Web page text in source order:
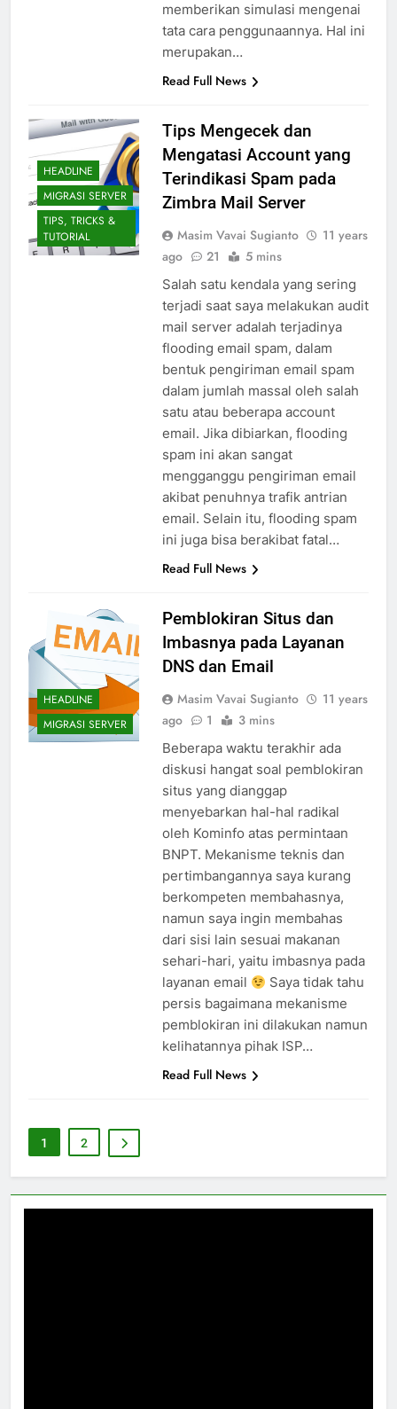
memberikan simulasi mengenai
tata cara penggunaannya. Hal ini
merupakan…
Read Full News
HEADLINE
MIGRASI SERVER
TIPS, TRICKS &
TUTORIAL
Tips Mengecek dan
Mengatasi Account yang
Terindikasi Spam pada
Zimbra Mail Server
Masim Vavai Sugianto
11 years
ago
21 5 mins
Salah satu kendala yang sering
terjadi saat saya melakukan audit
mail server adalah terjadinya
flooding email spam, dalam
bentuk pengiriman email spam
dalam jumlah massal oleh salah
satu atau beberapa account
email. Jika dibiarkan, flooding
spam ini akan sangat
mengganggu pengiriman email
akibat penuhnya trafik antrian
email. Selain itu, flooding spam
ini juga bisa berakibat fatal…
Read Full News
HEADLINE
MIGRASI SERVER
Pemblokiran Situs dan
Imbasnya pada Layanan
DNS dan Email
Masim Vavai Sugianto
11 years
ago
1 3 mins
Beberapa waktu terakhir ada
diskusi hangat soal pemblokiran
situs yang dianggap
menyebarkan hal-hal radikal
oleh Kominfo atas permintaan
BNPT. Mekanisme teknis dan
pertimbangannya saya kurang
berkompeten membahasnya,
namun saya ingin membahas
dari sisi lain sesuai makanan
sehari-hari, yaitu imbasnya pada
layanan email
Saya tidak tahu
persis bagaimana mekanisme
pemblokiran ini dilakukan namun
kelihatannya pihak ISP…
Read Full News
1 2